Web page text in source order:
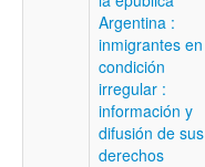
Argentina :
inmigrantes en
condición
irregular :
información y
difusión de sus
derechos